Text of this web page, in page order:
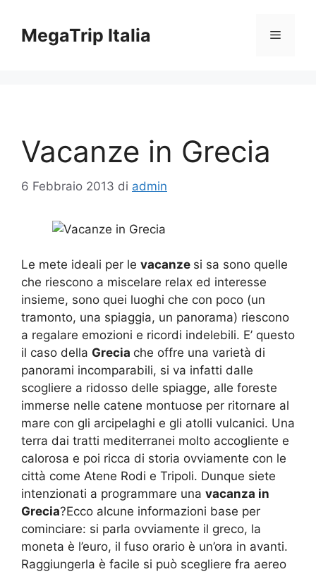
contenuto
MegaTrip Italia Menu
Vacanze in Grecia
6 Febbraio 2013 di admin
Le mete ideali per le vacanze si sa sono quelle
che riescono a miscelare relax ed interesse
insieme, sono quei luoghi che con poco (un
tramonto, una spiaggia, un panorama) riescono
a regalare emozioni e ricordi indelebili. E’ questo
il caso della Grecia che offre una varietà di
panorami incomparabili, si va infatti dalle
scogliere a ridosso delle spiagge, alle foreste
immerse nelle catene montuose per ritornare al
mare con gli arcipelaghi e gli atolli vulcanici. Una
terra dai tratti mediterranei molto accogliente e
calorosa e poi ricca di storia ovviamente con le
città come Atene Rodi e Tripoli. Dunque siete
intenzionati a programmare una vacanza in
Grecia?Ecco alcune informazioni base per
cominciare: si parla ovviamente il greco, la
moneta è l’euro, il fuso orario è un’ora in avanti.
Raggiungerla è facile si può scegliere fra aereo